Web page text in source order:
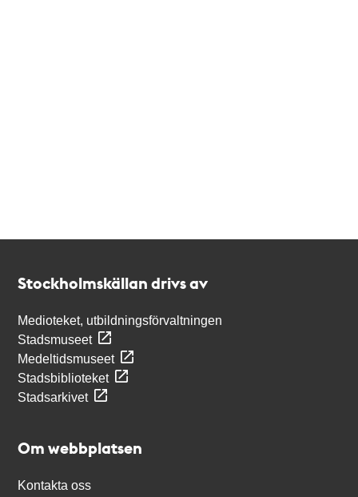
Stockholmskällan drivs av
Medioteket, utbildningsförvaltningen
Stadsmuseet
Medeltidsmuseet
Stadsbiblioteket
Stadsarkivet
Om webbplatsen
Kontakta oss